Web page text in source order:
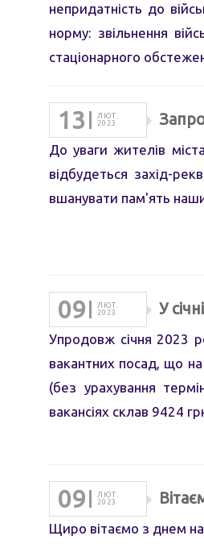
непридатність до
норму: звільнення
стаціонарного
13
ЛЮТ.
2023
До уваги жителів
відбудеться захід-
вшанувати пам'ять
09
ЛЮТ.
2023
У
Упродовж січня 2023
вакантних посад, що
(без урахування
вакансіях склав 9424
09
ЛЮТ.
2023
Щиро вітаємо з днем